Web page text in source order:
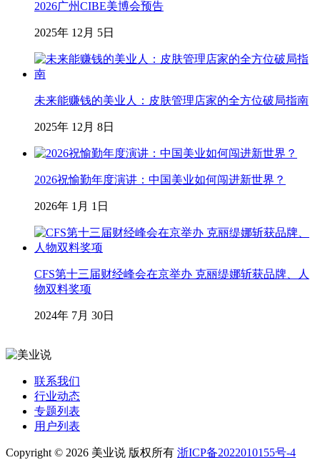
2026广州CIBE美博会预告
2025年 12月 5日
未来能赚钱的美业人：皮肤管理店家的全方位破局指南
2025年 12月 8日
2026祝愉勤年度演讲：中国美业如何闯进新世界？
2026年 1月 1日
CFS第十三届财经峰会在京举办 克丽缇娜斩获品牌、人
物双料奖项
2024年 7月 30日
联系我们
行业动态
专题列表
用户列表
Copyright © 2026 美业说 版权所有 浙ICP备2022010155号-4